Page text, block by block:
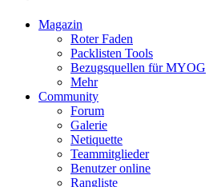
Magazin
Roter Faden
Packlisten Tools
Bezugsquellen für MYOG
Mehr
Community
Forum
Galerie
Netiquette
Teammitglieder
Benutzer online
Rangliste